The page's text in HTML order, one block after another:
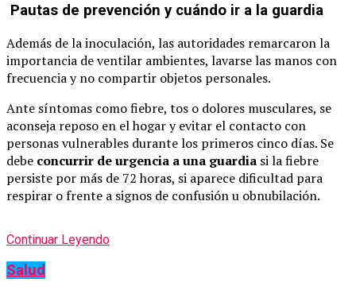
Pautas de prevención y cuándo ir a la guardia
Además de la inoculación, las autoridades remarcaron la
importancia de ventilar ambientes, lavarse las manos con
frecuencia y no compartir objetos personales.
Ante síntomas como fiebre, tos o dolores musculares, se
aconseja reposo en el hogar y evitar el contacto con
personas vulnerables durante los primeros cinco días. Se
debe concurrir de urgencia a una guardia si la fiebre
persiste por más de 72 horas, si aparece dificultad para
respirar o frente a signos de confusión u obnubilación.
Continuar Leyendo
Salud